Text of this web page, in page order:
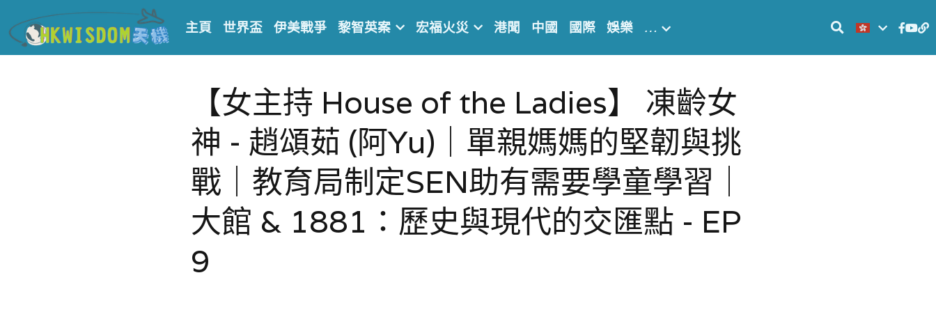
主頁 世界盃 伊美戰爭 黎智英案 宏福火災 港聞 中國 國際 娛樂 …
【女主持 House of the Ladies】 凍齡女
神 - 趙頌茹 (阿Yu)｜單親媽媽的堅韌與挑
戰｜教育局制定SEN助有需要學童學習｜
大館 & 1881：歷史與現代的交匯點 - EP
9